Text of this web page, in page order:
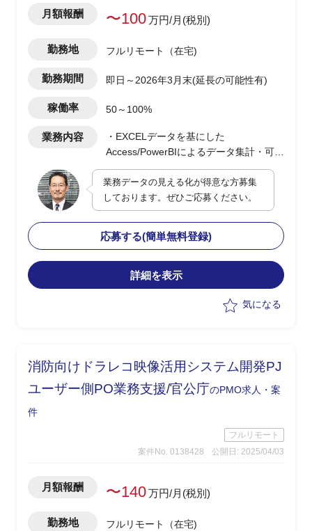
月額報酬 〜100万円/月(税別)
勤務地 フルリモート（在宅)
勤務期間 即日～2026年3月末(延長の可能性有)
稼働率 50～100%
業務内容
・EXCELデータを基にした
Access/PowerBIによるデータ集計・可視
化のダッシュボード作成
・最適なDB構成の検討及び提案型での
業務改善支援
・顧客PJの決裁/発注/契約などの各種手
続き支援
・現行業務理解者と連携したスムーズな
引継ぎを想定
業務データの見える化が得意な方募集
しております。ぜひご応募ください。
応募する(簡単無料登録)
詳細を表示
気になる
消防向けドラレコ映像活用システム開発PJ
ユーザー側PO業務支援/官公庁のPMO求人・案
件
フルリモート
案件No. 0138428
公開日: 2025/04/03
月額報酬 〜140万円/月(税別)
勤務地 フルリモート（在宅)